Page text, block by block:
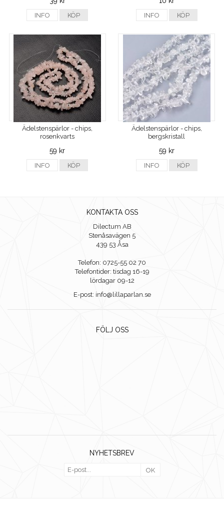
INFO KÖP INFO KÖP
Ädelstenspärlor - chips,
rosenkvarts
59 kr
INFO KÖP
Ädelstenspärlor - chips,
bergskristall
59 kr
INFO KÖP
KONTAKTA OSS
Dilectum AB
Stenåsavägen 5
439 53 Åsa
Telefon: 0725-55 02 70
Telefontider: tisdag 16-19
lördagar 09-12
E-post: info@lillaparlan.se
FÖLJ OSS
NYHETSBREV
OK